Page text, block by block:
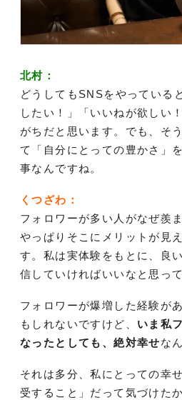
北村：
どうしてもSNSをやっている
したい！」「いいねが欲しい
がちだと思います。でも、そ
て「自分にとっての豊かさ」
事なんですね。
くつざわ：
フォロワーが多い人がなぜ羨
やっぱりそこにメリットが見
す。私は実体験をもとに、良
信していければいいなと思って
フォロワーが爆増した経験が
もしれないですけど、 いま私
なったとしても、絶対幸せな
それは多分、私にとっての幸
受すること」だって気づけた